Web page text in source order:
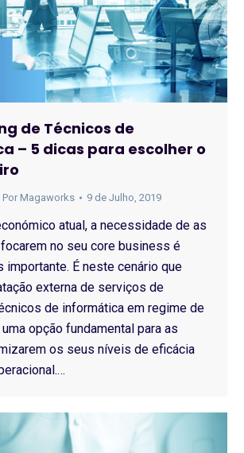
de Técnicos de
– 5 dicas para escolher o
Por Magaworks 9 de Julho, 2019
atual, a necessidade de as
no seu core business é
importante. É neste cenário que
externa de serviços de
de informática em regime de
opção fundamental para as
os seus níveis de eficácia